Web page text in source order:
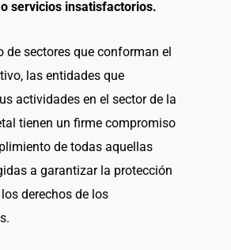
servicios insatisfactorios.
de sectores que conforman el
las entidades que
actividades en el sector de la
tienen un firme compromiso
de todas aquellas
a garantizar la protección
derechos de los